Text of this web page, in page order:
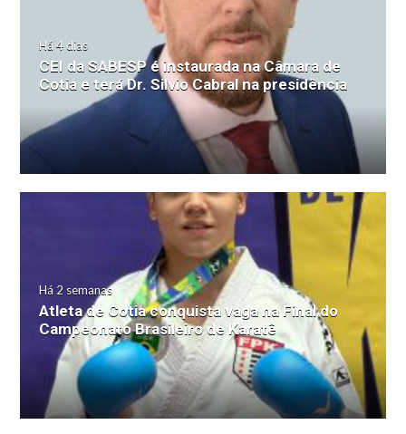
Há 4 dias
CEI da SABESP é instaurada na Câmara de
Cotia e terá Dr. Silvio Cabral na presidência
Há 2 semanas
Atleta de Cotia conquista vaga na Final do
Campeonato Brasileiro de Karatê